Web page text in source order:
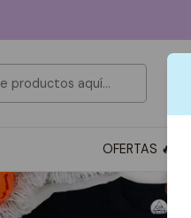
OFERTAS 🔥